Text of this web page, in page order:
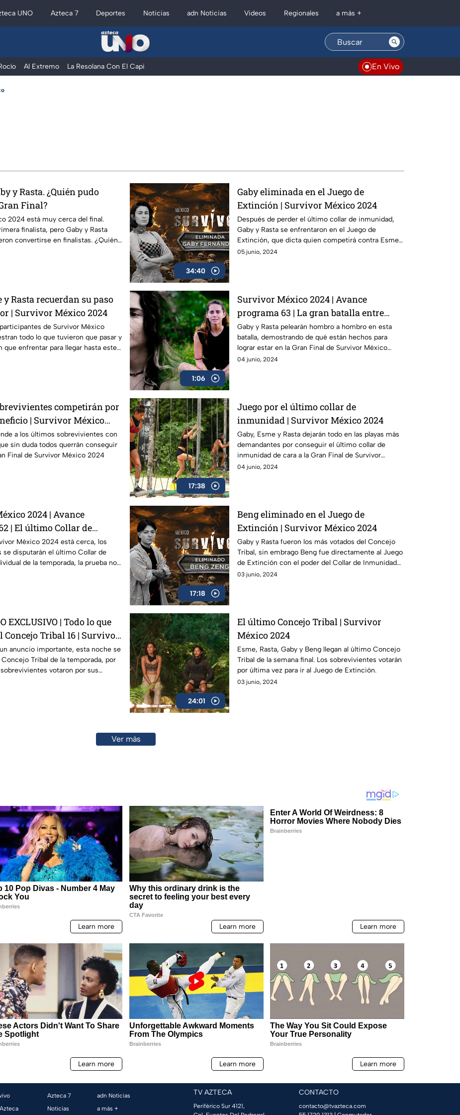
UNO Azteca 7 Deportes Noticias adn Noticias Videos Regionales a más +
Al Extremo La Resolana Con El Capi En Vivo
y Rasta. ¿Quién pudo
Final?
2024 está muy cerca del final.
finalista, pero Gaby y Rasta
convertirse en finalistas. ¿Quién
34:40
Gaby eliminada en el Juego de
Extinción | Survivor México 2024
Después de perder el último collar de inmunidad,
Gaby y Rasta se enfrentaron en el Juego de
Extinción, que dicta quien competirá contra Esme
en la Gran Final.
05 junio, 2024
y Rasta recuerdan su paso
| Survivor México 2024
de Survivor México
todo lo que tuvieron que pasar y
que enfrentar para llegar hasta este
1:06
Survivor México 2024 | Avance
programa 63 | La gran batalla entre
Rasta y Gaby
Gaby y Rasta pelearán hombro a hombro en esta
batalla, demostrando de qué están hechos para
lograr estar en la Gran Final de Survivor México
2024
04 junio, 2024
competirán por
| Survivor México
a los últimos sobrevivientes con
sin duda todos querrán conseguir
Final de Survivor México 2024
17:38
Juego por el último collar de
inmunidad | Survivor México 2024
Gaby, Esme y Rasta dejarán todo en las playas más
demandantes por conseguir el último collar de
inmunidad de cara a la Gran Final de Survivor
México 2024.
04 junio, 2024
2024 | Avance
| El último Collar de
la temporada
México 2024 está cerca, los
se disputarán el último Collar de
de la temporada, la prueba no
17:18
Beng eliminado en el Juego de
Extinción | Survivor México 2024
Gaby y Rasta fueron los más votados del Concejo
Tribal, sin embrago Beng fue directamente al Juego
de Extinción con el poder del Collar de Inmunidad
Individual.
03 junio, 2024
EXCLUSIVO | Todo lo que
Concejo Tribal 16 | Survivor
un anuncio importante, esta noche se
Tribal de la temporada, por
votaron por sus
24:01
El último Concejo Tribal | Survivor
México 2024
Esme, Rasta, Gaby y Beng llegan al último Concejo
Tribal de la semana final. Los sobrevivientes votarán
por última vez para ir al Juego de Extinción.
03 junio, 2024
Ver más
Azteca 7
Noticias
adn Noticias
a más +
TV AZTECA
Periférico Sur 4121,
CONTACTO
contacto@tvazteca.com